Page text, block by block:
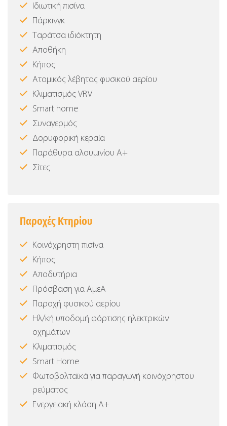
Ιδιωτική πισίνα
Πάρκινγκ
Ταράτσα ιδιόκτητη
Αποθήκη
Κήπος
Ατομικός λέβητας φυσικού αερίου
Κλιματισμός VRV
Smart home
Συναγερμός
Δορυφορική κεραία
Παράθυρα αλουμινίου Α+
Σίτες
Παροχές Κτηρίου
Κοινόχρηστη πισίνα
Κήπος
Αποδυτήρια
Πρόσβαση για ΑμεΑ
Παροχή φυσικού αερίου
Ηλ/κή υποδομή φόρτισης ηλεκτρικών
οχημάτων
Κλιματισμός
Smart Home
Φωτοβολταϊκά για παραγωγή κοινόχρηστου
ρεύματος
Ενεργειακή κλάση Α+